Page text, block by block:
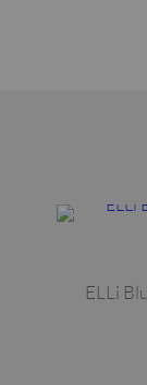
Menge
ELLi